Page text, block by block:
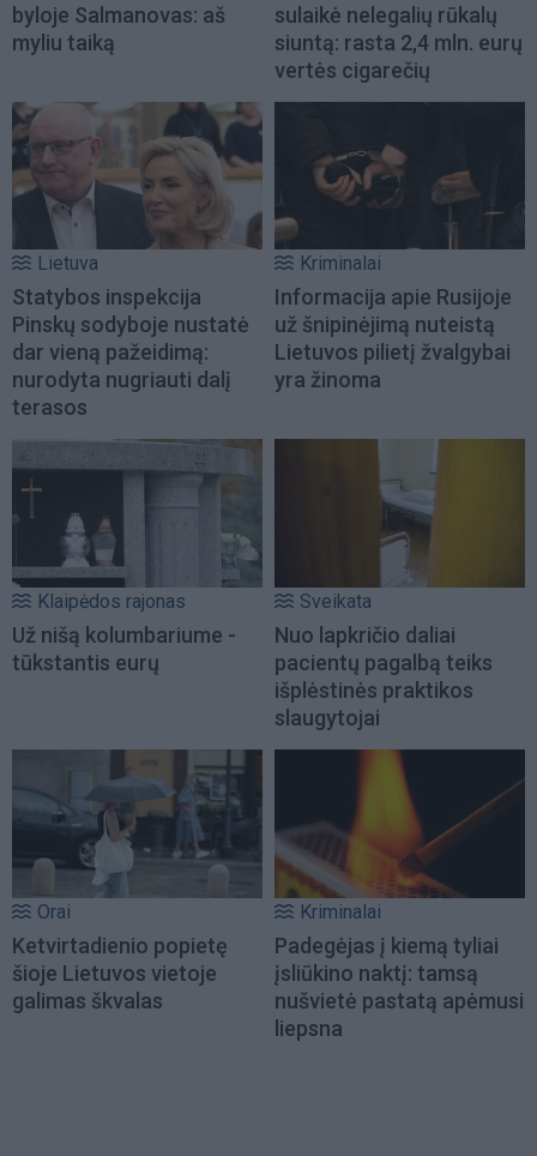
byloje Salmanovas: aš
myliu taiką
sulaikė nelegalių rūkalų
siuntą: rasta 2,4 mln. eurų
vertės cigarečių
Lietuva
Statybos inspekcija
Pinskų sodyboje nustatė
dar vieną pažeidimą:
nurodyta nugriauti dalį
terasos
Kriminalai
Informacija apie Rusijoje
už šnipinėjimą nuteistą
Lietuvos pilietį žvalgybai
yra žinoma
Klaipėdos rajonas
Už nišą kolumbariume -
tūkstantis eurų
Sveikata
Nuo lapkričio daliai
pacientų pagalbą teiks
išplėstinės praktikos
slaugytojai
Orai
Ketvirtadienio popietę
šioje Lietuvos vietoje
galimas škvalas
Kriminalai
Padegėjas į kiemą tyliai
įsliūkino naktį: tamsą
nušvietė pastatą apėmusi
liepsna